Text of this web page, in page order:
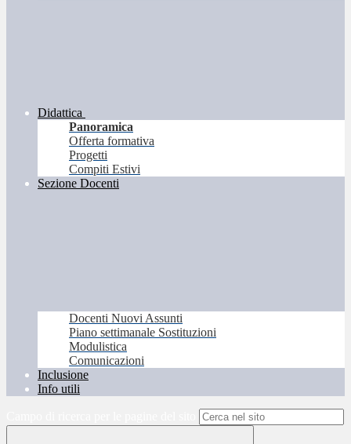
Didattica
Panoramica
Offerta formativa
Progetti
Compiti Estivi
Sezione Docenti
Docenti Nuovi Assunti
Piano settimanale Sostituzioni
Modulistica
Comunicazioni
Inclusione
Info utili